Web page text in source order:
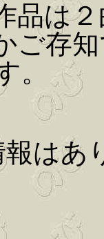
品は
ご存
。
報はあ